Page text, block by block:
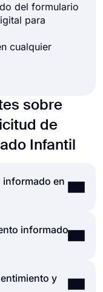
del formulario
para
cualquier
sobre
de
Infantil
informado en
proceso de
segunda parte
y los
informado
no es
y